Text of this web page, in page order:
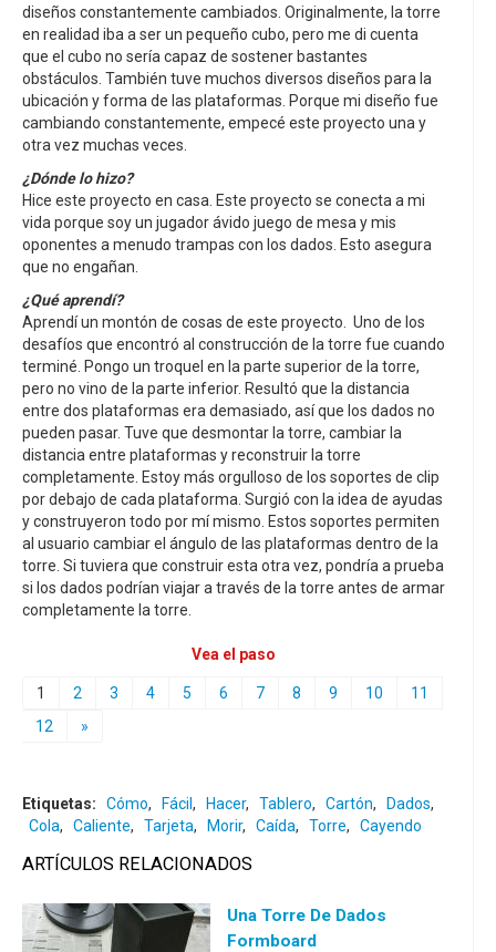
diseños constantemente cambiados. Originalmente, la torre
en realidad iba a ser un pequeño cubo, pero me di cuenta
que el cubo no sería capaz de sostener bastantes
obstáculos. También tuve muchos diversos diseños para la
ubicación y forma de las plataformas. Porque mi diseño fue
cambiando constantemente, empecé este proyecto una y
otra vez muchas veces.
¿Dónde lo hizo?
Hice este proyecto en casa. Este proyecto se conecta a mi
vida porque soy un jugador ávido juego de mesa y mis
oponentes a menudo trampas con los dados. Esto asegura
que no engañan.
¿Qué aprendí?
Aprendí un montón de cosas de este proyecto. Uno de los
desafíos que encontró al construcción de la torre fue cuando
terminé. Pongo un troquel en la parte superior de la torre,
pero no vino de la parte inferior. Resultó que la distancia
entre dos plataformas era demasiado, así que los dados no
pueden pasar. Tuve que desmontar la torre, cambiar la
distancia entre plataformas y reconstruir la torre
completamente. Estoy más orgulloso de los soportes de clip
por debajo de cada plataforma. Surgió con la idea de ayudas
y construyeron todo por mí mismo. Estos soportes permiten
al usuario cambiar el ángulo de las plataformas dentro de la
torre. Si tuviera que construir esta otra vez, pondría a prueba
si los dados podrían viajar a través de la torre antes de armar
completamente la torre.
Vea el paso
1 2 3 4 5 6 7 8 9 10
11
12
»
Etiquetas: Cómo, Fácil , Hacer, Tablero, Cartón, Dados,
Cola, Caliente, Tarjeta, Morir, Caída, Torre, Cayendo
ARTÍCULOS RELACIONADOS
Una Torre De Dados
Formboard